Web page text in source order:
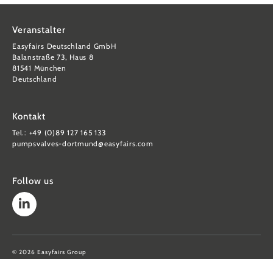
Veranstalter
Easyfairs Deutschland GmbH
Balanstraße 73, Haus 8
81541 München
Deutschland
Kontakt
Tel.: +49 (0)89 127 165 133
pumpsvalves-dortmund@easyfairs.com
Follow us
© 2026 Easyfairs Group